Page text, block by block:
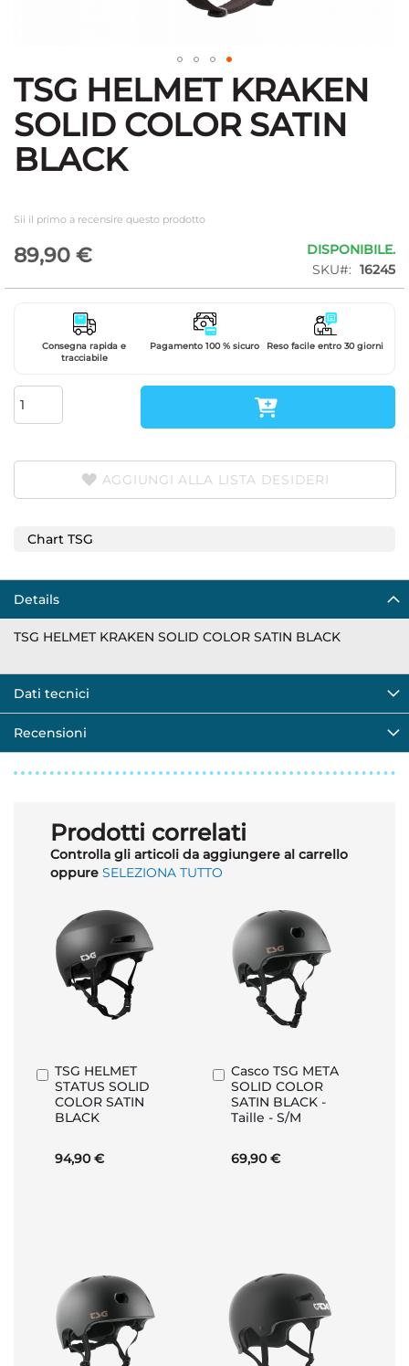
Vai
all'inizio
della
galleria
di
immagini
TSG HELMET KRAKEN
SOLID COLOR SATIN
BLACK
Sii il primo a recensire questo prodotto
89,90 €
DISPONIBILE.
SKU
16245
Consegna rapida e
tracciabile
Pagamento 100 % sicuro Reso facile entro 30 giorni
AGGIUNGI ALLA LISTA DESIDERI
Chart TSG
Details
TSG HELMET KRAKEN SOLID COLOR SATIN BLACK
Dati tecnici
Recensioni
Prodotti correlati
Controlla gli articoli da aggiungere al carrello
oppure SELEZIONA TUTTO
TSG HELMET
STATUS SOLID
COLOR SATIN
BLACK
94,90 €
Aggiungi
al
Carrello
Casco TSG META
SOLID COLOR
SATIN BLACK -
Taille - S/M
69,90 €
Aggiungi
al
Carrello